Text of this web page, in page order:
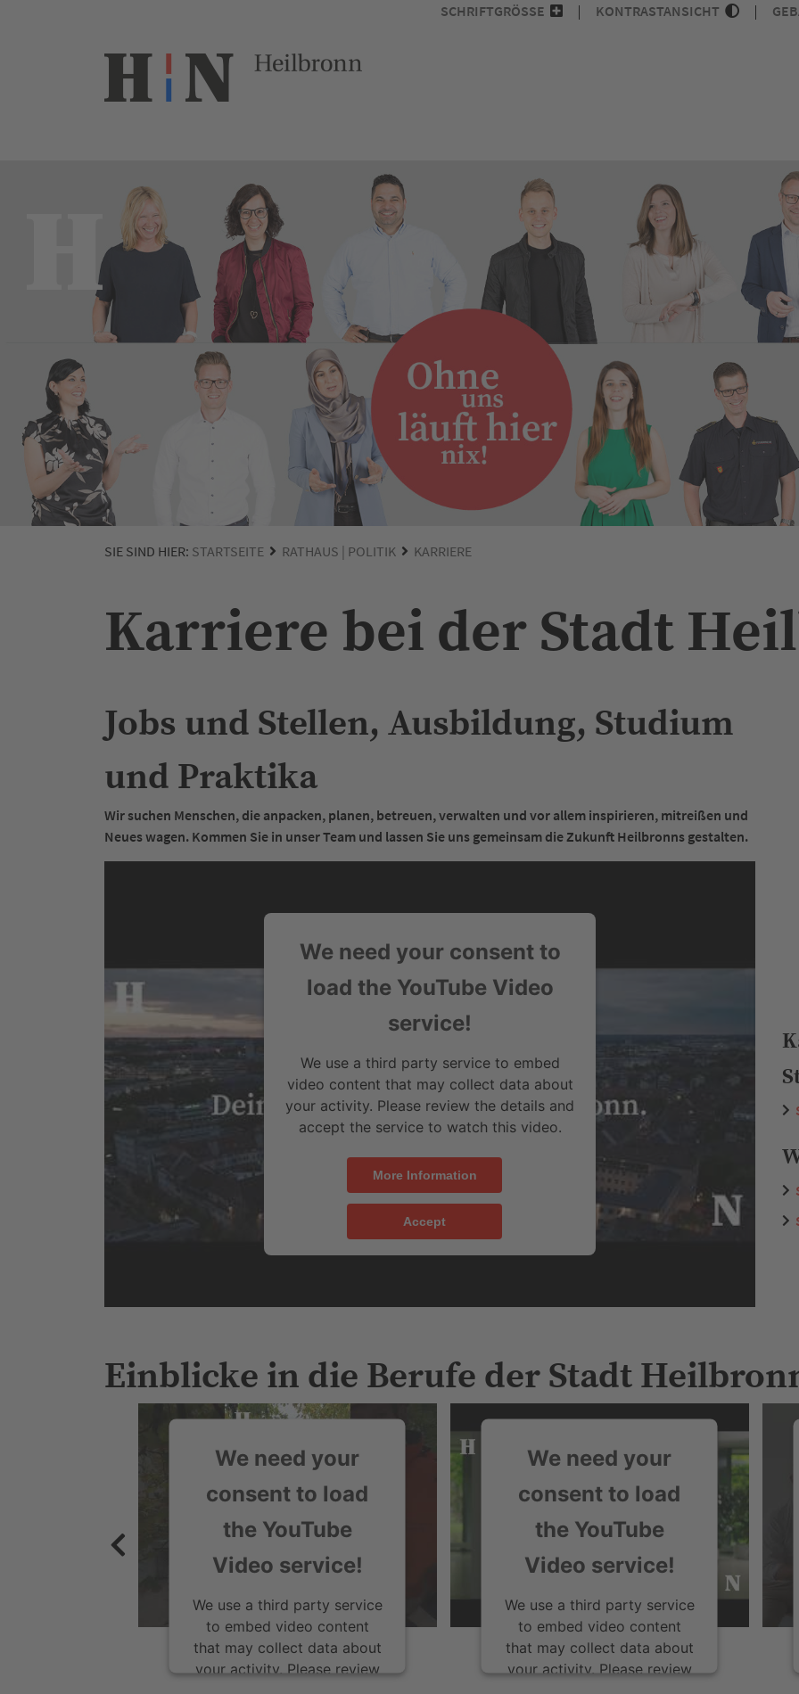
SCHRIFTGRÖSSE KONTRASTANSICHT
SIE SIND HIER: STARTSEITE RATHAUS | POLITIK KARRIERE
Karriere bei der Stadt
Jobs und Stellen, Ausbildung, Studium
und Praktika
Wir suchen Menschen, die anpacken, planen, betreuen, verwalten und vor allem inspirieren, mitreißen und
Neues wagen. Kommen Sie in unser Team und lassen Sie uns gemeinsam die Zukunft Heilbronns gestalten.
We need your consent to
load the YouTube Video
service!
We use a third party service to embed
video content that may collect data about
your activity. Please review the details and
accept the service to watch this video.
More Information
Accept
Einblicke in die Berufe der Stadt
We need your
consent to load
the YouTube
Video service!
We use a third party service
to embed video content
that may collect data about
your activity. Please review
We need your
consent to load
the YouTube
Video service!
We use a third party service
to embed video content
that may collect data about
your activity. Please review